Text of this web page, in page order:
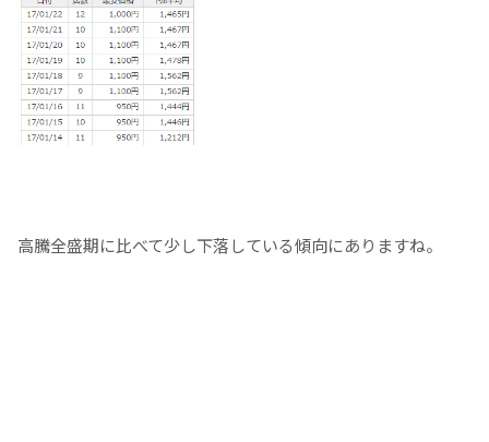
高騰全盛期に比べて少し下落している傾向にありますね。